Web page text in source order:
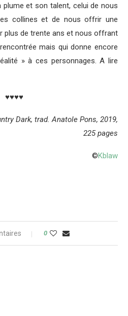
plume et son talent, celui de nous
collines et de nous offrir une
plus de trente ans et nous offrant
mais qui donne encore
» à ces personnages. A lire
♥♥♥♥
Dark, trad. Anatole Pons, 2019,
225 pages
©Kblaw
0